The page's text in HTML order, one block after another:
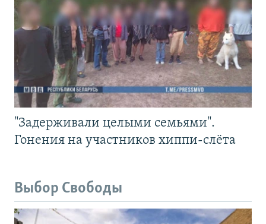
"Задерживали целыми семьями".
Гонения на участников хиппи-слёта
Выбор Свободы